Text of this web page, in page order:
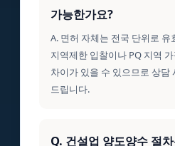
가능한가요?
A. 면허 자체는 전국 단위로 유
지역제한 입찰이나 PQ 지역
차이가 있을 수 있으므로 상담
드립니다.
Q. 건설업 양도양수 절